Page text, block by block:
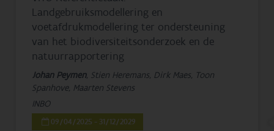
Landgebruiksmodellering en
voetafdrukmodellering ter ondersteuning
van het biodiversiteitsonderzoek en de
natuurrapportering
Johan Peymen, Stien Heremans, Dirk Maes, Toon
Spanhove, Maarten Stevens
INBO
09/04/2025 - 31/12/2029